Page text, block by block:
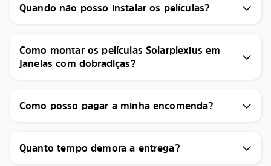
Quando não posso instalar os películas?
Como montar os películas Solarplexius em
janelas com dobradiças?
Como posso pagar a minha encomenda?
Quanto tempo demora a entrega?